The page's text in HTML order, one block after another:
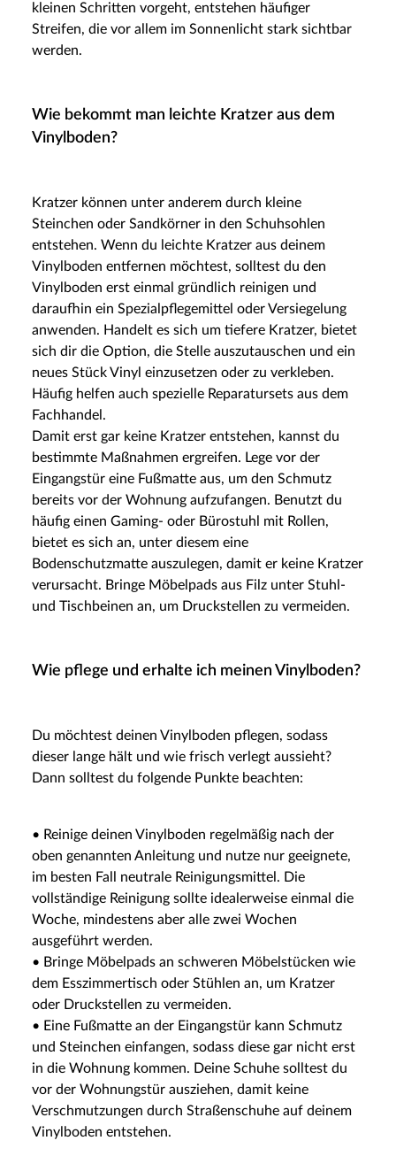
kleinen Schritten vorgeht, entstehen häufiger
Streifen, die vor allem im Sonnenlicht stark sichtbar
werden.
Wie bekommt man leichte Kratzer aus dem
Vinylboden?
Kratzer können unter anderem durch kleine
Steinchen oder Sandkörner in den Schuhsohlen
entstehen. Wenn du leichte Kratzer aus deinem
Vinylboden entfernen möchtest, solltest du den
Vinylboden erst einmal gründlich reinigen und
daraufhin ein Spezialpflegemittel oder Versiegelung
anwenden. Handelt es sich um tiefere Kratzer, bietet
sich dir die Option, die Stelle auszutauschen und ein
neues Stück Vinyl einzusetzen oder zu verkleben.
Häufig helfen auch spezielle Reparatursets aus dem
Fachhandel.
Damit erst gar keine Kratzer entstehen, kannst du
bestimmte Maßnahmen ergreifen. Lege vor der
Eingangstür eine Fußmatte aus, um den Schmutz
bereits vor der Wohnung aufzufangen. Benutzt du
häufig einen Gaming- oder Bürostuhl mit Rollen,
bietet es sich an, unter diesem eine
Bodenschutzmatte auszulegen, damit er keine Kratzer
verursacht. Bringe Möbelpads aus Filz unter Stuhl-
und Tischbeinen an, um Druckstellen zu vermeiden.
Wie pflege und erhalte ich meinen Vinylboden?
Du möchtest deinen Vinylboden pflegen, sodass
dieser lange hält und wie frisch verlegt aussieht?
Dann solltest du folgende Punkte beachten:
• Reinige deinen Vinylboden regelmäßig nach der
oben genannten Anleitung und nutze nur geeignete,
im besten Fall neutrale Reinigungsmittel. Die
vollständige Reinigung sollte idealerweise einmal die
Woche, mindestens aber alle zwei Wochen
ausgeführt werden.
• Bringe Möbelpads an schweren Möbelstücken wie
dem Esszimmertisch oder Stühlen an, um Kratzer
oder Druckstellen zu vermeiden.
• Eine Fußmatte an der Eingangstür kann Schmutz
und Steinchen einfangen, sodass diese gar nicht erst
in die Wohnung kommen. Deine Schuhe solltest du
vor der Wohnungstür ausziehen, damit keine
Verschmutzungen durch Straßenschuhe auf deinem
Vinylboden entstehen.